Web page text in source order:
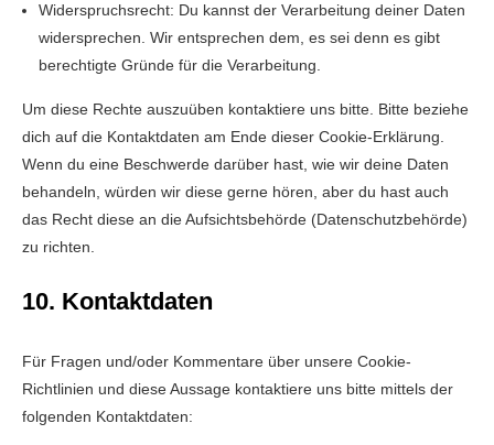
Widerspruchsrecht: Du kannst der Verarbeitung deiner Daten
widersprechen. Wir entsprechen dem, es sei denn es gibt
berechtigte Gründe für die Verarbeitung.
Um diese Rechte auszuüben kontaktiere uns bitte. Bitte beziehe
dich auf die Kontaktdaten am Ende dieser Cookie-Erklärung.
Wenn du eine Beschwerde darüber hast, wie wir deine Daten
behandeln, würden wir diese gerne hören, aber du hast auch
das Recht diese an die Aufsichtsbehörde (Datenschutzbehörde)
zu richten.
10. Kontaktdaten
Für Fragen und/oder Kommentare über unsere Cookie-
Richtlinien und diese Aussage kontaktiere uns bitte mittels der
folgenden Kontaktdaten: